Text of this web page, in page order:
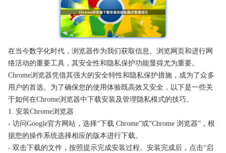
在当今数字化时代，浏览器作为我们获取信息、浏览网页和进行网
络活动的重要工具，其安全性和隐私保护功能显得尤为重要。
Chrome浏览器凭借其强大的安全特性和隐私保护措施，成为了众多
用户的首选。为了确保您的使用体验既高效又安全，以下是一些关
于如何在Chrome浏览器中下载安装及管理隐私模式的技巧。
1. 安装Chrome浏览器
- 访问Google官方网站，选择“下载 Chrome”或“Chrome 浏览器”，根
据您的操作系统选择相应的版本进行下载。
- 双击下载的文件，按照提示完成安装过程。安装完成后，点击“启